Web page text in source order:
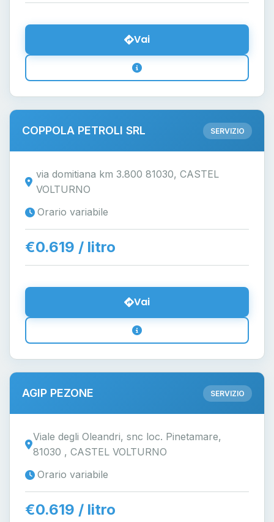
Vai
COPPOLA PETROLI SRL SERVIZIO
via domitiana km 3.800 81030, CASTEL
VOLTURNO
Orario variabile
€0.619 / litro
Vai
AGIP PEZONE SERVIZIO
Viale degli Oleandri, snc loc. Pinetamare,
81030 , CASTEL VOLTURNO
Orario variabile
€0.619 / litro